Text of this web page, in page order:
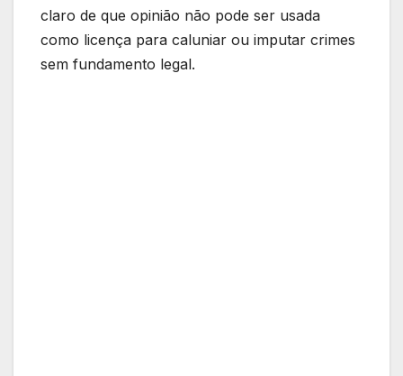
claro de que opinião não pode ser usada
como licença para caluniar ou imputar crimes
sem fundamento legal.